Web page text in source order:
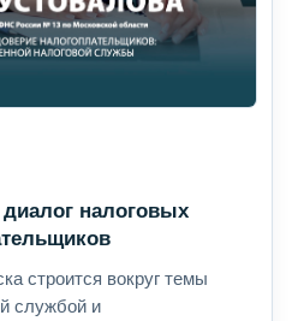
налоговых
строится вокруг темы
службой и